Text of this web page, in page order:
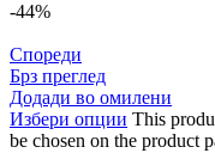
-44%
Спореди
Брз преглед
Додади во омилени
Избери опции This
be chosen on the product